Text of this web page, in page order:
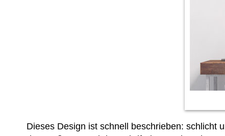
Dieses Design ist schnell beschrieben: schlicht